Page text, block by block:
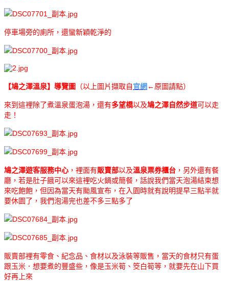
停車場旁的廁所，還蠻新穎乾淨的
【鳩之澤溫泉】導覽圖 （以上圖片擷取自官網 ←原圖請點）
來到這裡除了煮溫泉蛋泡湯，還有多望橋以及鳩之澤自然步道可以走
走！
鳩之澤遊客服務中心 ，裡面有販賣部以及溫泉票券櫃台 ，另外還有餐
廳，若是肚子餓可以來這裡吃火鍋或簡餐，話說我們當天泡湯結束想
來吃飽飽，但因為當天有颱風宣布，在入園時就有說明提早三點半就
要休園了，我們泡湯完也差不多三點多了
販賣部裡有零食、紀念品、食材以及泳裝等販售，當天的食材只有蛋
跟玉米．想要煮的豐盛些，像是玉米筍、筊白筍等，就要先在山下買
好再上來